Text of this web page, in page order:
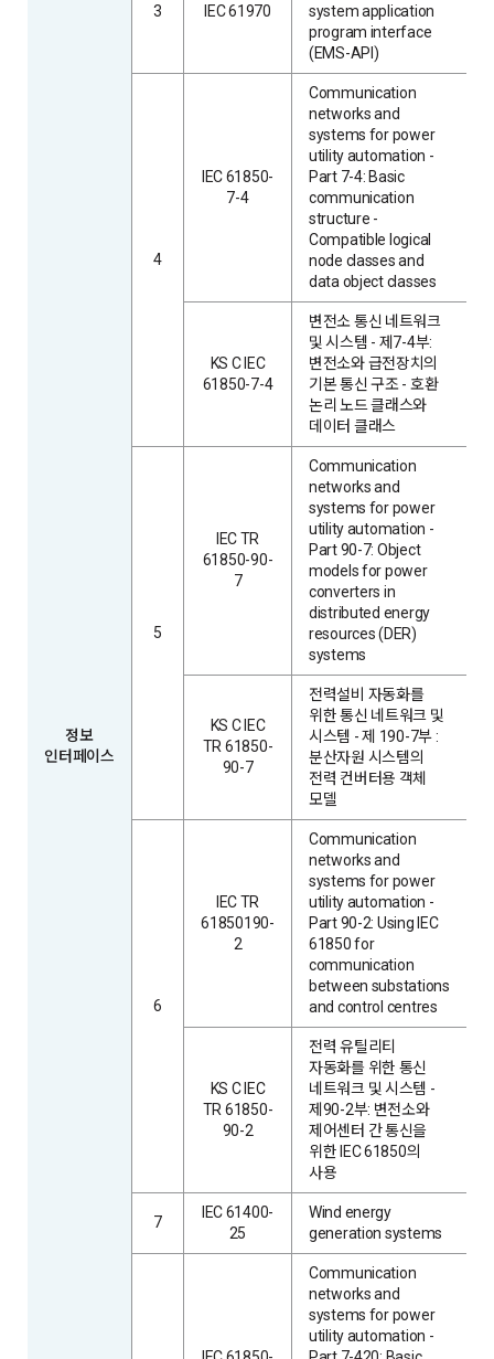
정보
인터페이스
3 IEC 61970
system application
program interface
(EMS-API)
4
IEC 61850-
7-4
Communication
networks and
systems for power
utility automation -
Part 7-4: Basic
communication
structure -
Compatible logical
node classes and
data object classes
KS C IEC
61850-7-4
변전소 통신 네트워크
및 시스템 - 제7-4부:
변전소와 급전장치의
기본 통신 구조 - 호환
논리 노드 클래스와
데이터 클래스
5
IEC TR
61850-90-
7
Communication
networks and
systems for power
utility automation -
Part 90-7: Object
models for power
converters in
distributed energy
resources (DER)
systems
KS C IEC
TR 61850-
90-7
전력설비 자동화를
위한 통신 네트워크 및
시스템 - 제 190-7부 :
분산자원 시스템의
전력 컨버터용 객체
모델
6
IEC TR
61850190-
2
Communication
networks and
systems for power
utility automation -
Part 90-2: Using IEC
61850 for
communication
between substations
and control centres
KS C IEC
TR 61850-
90-2
전력 유틸리티
자동화를 위한 통신
네트워크 및 시스템 -
제90-2부: 변전소와
제어센터 간 통신을
위한 IEC 61850의
사용
7
IEC 61400-
25
Wind energy
generation systems
Communication
networks and
systems for power
utility automation -